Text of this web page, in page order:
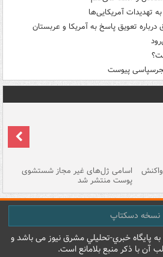
تهدیدات آمریکایی‌ها
تعویق پاسخ به آمریکا و عربستان
پیوست
اسامی ژل‌های غیر مجاز شستشوی
پوست منتشر شد
نسخه دسکتاپ
پایگاه خبري-تحليلي مشرق نيوز می باشد و
آن با ذکر منبع بلامانع است.